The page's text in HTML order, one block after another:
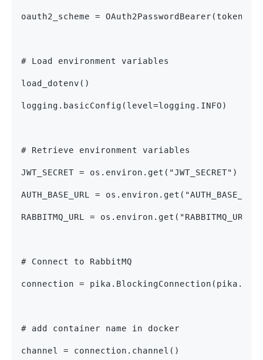
oauth2_scheme =
# Load environment variables
load_dotenv()
logging.basicConfig(level=logging.INFO)
# Retrieve environment variables
JWT_SECRET = os.environ.get("JWT_SECRET")
AUTH_BASE_URL =
RABBITMQ_URL = os.environ.get("RABBITMQ_URL")
# Connect to RabbitMQ
connection =
# add container name in docker
channel = connection.channel()